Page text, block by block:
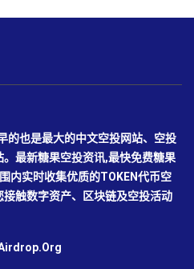
也是最大的中文空投网站、空投
最新糖果空投资讯,最快免费糖果
内实时收集优质的TOKEN代币空
触数字资产、区块链及空投活动